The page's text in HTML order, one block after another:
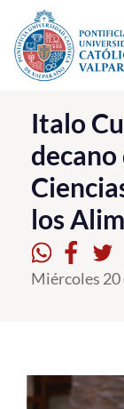
Click acá para ir
La Universidad
Investigación,
PUCV
Vinculación
Admisión
Formación
Italo
decano
los
Miércoles 20